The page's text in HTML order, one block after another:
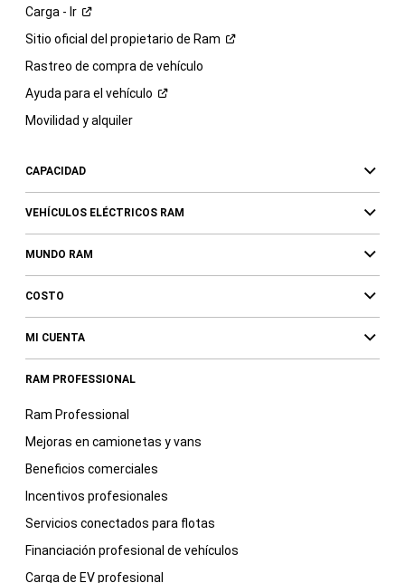
Carga - Ir
Sitio oficial del propietario de Ram
Rastreo de compra de vehículo
Ayuda para el vehículo
Movilidad y alquiler
CAPACIDAD
VEHÍCULOS ELÉCTRICOS RAM
MUNDO RAM
COSTO
MI CUENTA
RAM PROFESSIONAL
Ram Professional
Mejoras en camionetas y vans
Beneficios comerciales
Incentivos profesionales
Servicios conectados para flotas
Financiación profesional de vehículos
Carga de EV profesional